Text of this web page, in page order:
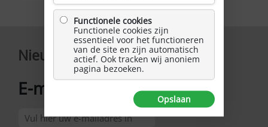
Nieuwsbrief
E-mailadres
Functionele cookies
Functionele cookies zijn
essentieel voor het functioneren
van de site en zijn automatisch
actief. Ook tracken wij anoniem
pagina bezoeken.
Opslaan